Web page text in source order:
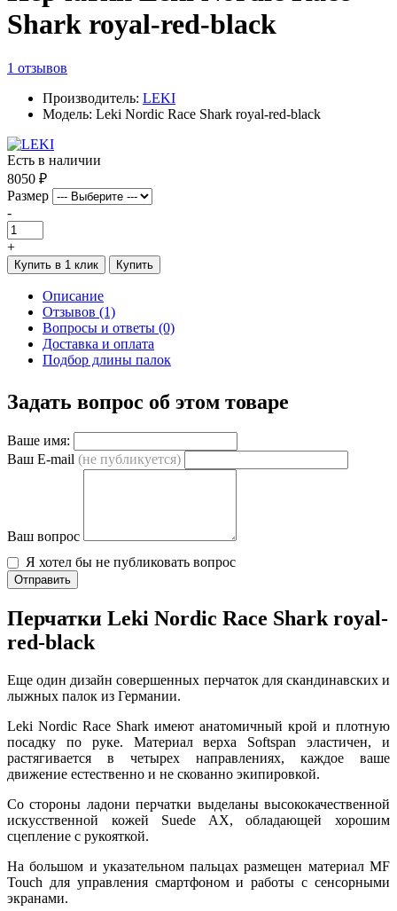
Shark royal-red-black
1 отзывов
Производитель: LEKI
Модель: Leki Nordic Race Shark royal-red-black
Есть в наличии
8050 ₽
Размер
-
+
Купить в 1 клик Купить
Описание
Отзывов (1)
Вопросы и ответы (0)
Доставка и оплата
Подбор длины палок
Задать вопрос об этом товаре
Ваше имя:
Ваш E-mail (не публикуется)
Ваш вопрос
Я хотел бы не публиковать вопрос
Отправить
Перчатки Leki Nordic Race Shark royal-
red-black
Еще один дизайн совершенных перчаток для скандинавских и
лыжных палок из Германии.
Leki Nordic Race Shark имеют анатомичный крой и плотную
посадку по руке. Материал верха Softspan эластичен, и
растягивается в четырех направлениях, каждое ваше
движение естественно и не скованно экипировкой.
Со стороны ладони перчатки выделаны высококачественной
искусственной кожей Suede AX, обладающей хорошим
сцепление с рукояткой.
На большом и указательном пальцах размещен материал MF
Touch для управления смартфоном и работы с сенсорными
экранами.